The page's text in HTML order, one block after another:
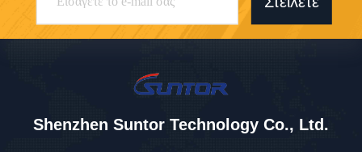
Shenzhen Suntor Technology Co., Ltd.